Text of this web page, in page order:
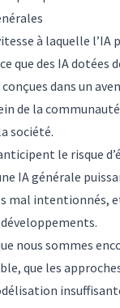
à laquelle l’IA
que des IA dotées
dans un
de la
société.
le risque
IA générale
mal intentionnés,
.
nous sommes
que les